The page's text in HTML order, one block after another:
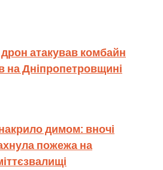
атакував комбайн
на Дніпропетровщині
димом: вночі
пожежа на